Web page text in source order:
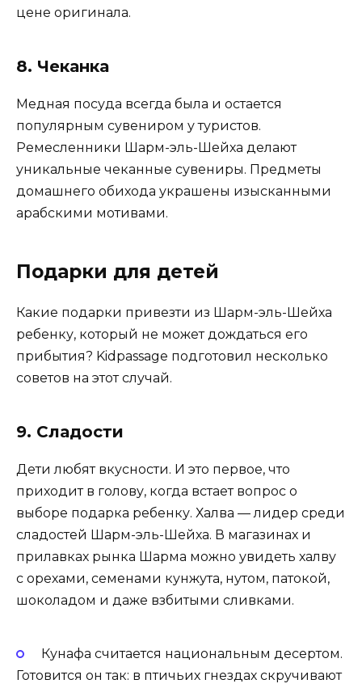
цене оригинала.
8. Чеканка
Медная посуда всегда была и остается
популярным сувениром у туристов.
Ремесленники Шарм-эль-Шейха делают
уникальные чеканные сувениры. Предметы
домашнего обихода украшены изысканными
арабскими мотивами.
Подарки для детей
Какие подарки привезти из Шарм-эль-Шейха
ребенку, который не может дождаться его
прибытия? Kidpassage подготовил несколько
советов на этот случай.
9. Сладости
Дети любят вкусности. И это первое, что
приходит в голову, когда встает вопрос о
выборе подарка ребенку. Халва — лидер среди
сладостей Шарм-эль-Шейха. В магазинах и
прилавках рынка Шарма можно увидеть халву
с орехами, семенами кунжута, нутом, патокой,
шоколадом и даже взбитыми сливками.
Кунафа считается национальным десертом.
Готовится он так: в птичьих гнездах скручивают